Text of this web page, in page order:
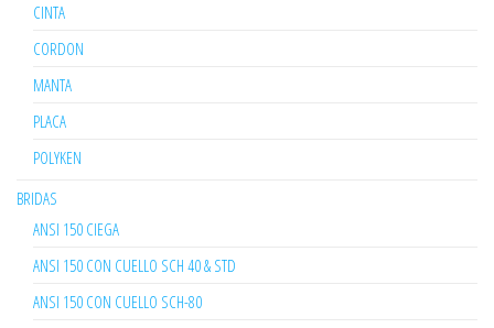
CINTA
CORDON
MANTA
PLACA
POLYKEN
BRIDAS
ANSI 150 CIEGA
ANSI 150 CON CUELLO SCH 40 & STD
ANSI 150 CON CUELLO SCH-80